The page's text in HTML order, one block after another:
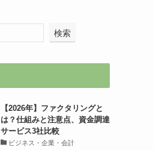
検索
【2026年】ファクタリングと
は？仕組みと注意点、資金調達
サービス3社比較
ビジネス・企業・会計